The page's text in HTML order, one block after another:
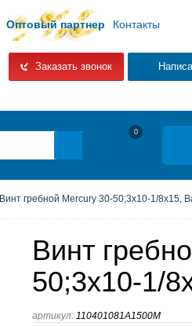
Оптовый партнер Контакты
Заказать звонок
0
Винт гребной Mercury 30-50;3x10-1/8x15,
Винт
50;3x10-1/
артикул: 110401081A1500M